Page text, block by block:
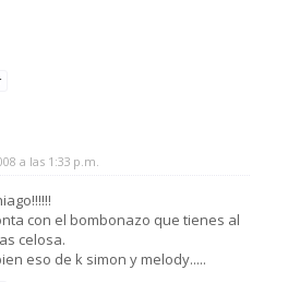
a las 1:33 p.m.
con el bombonazo que tienes al
celosa.
eso de k simon y melody.....